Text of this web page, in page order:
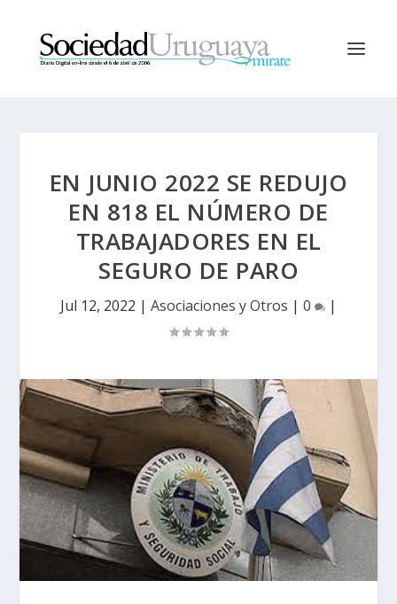
EN JUNIO 2022 SE REDUJO
EN 818 EL NÚMERO DE
TRABAJADORES EN EL
SEGURO DE PARO
Jul 12, 2022 | Asociaciones y Otros | 0 |